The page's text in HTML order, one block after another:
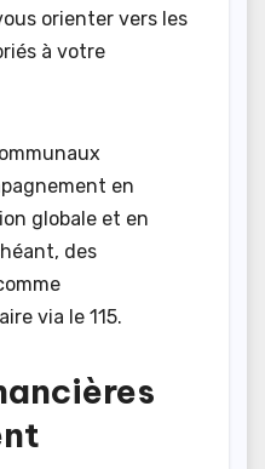
orienter vers les
à votre
en
globale et en
des
via le 115.